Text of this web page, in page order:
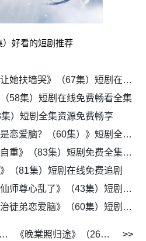
）好看的短剧推荐
《冷艳师尊挖我骨，反手让她扶墙哭》（67集）短剧在线高清看全集
58集）短剧在线免费畅看全集
）短剧全集资源免费畅享
《开局心声，高冷女教授是恋爱脑？（60集）》短剧全集免费观看
《狂龙出狱，美艳师尊请自重》（83集）短剧免费全集流畅追
（81集）短剧在线免费追剧
《穿成废柴徒弟，冷艳狐仙师尊心乱了》（43集）短剧在线免费看全集
《炮灰师尊在线营业：专治徒弟恋爱脑》（60集）短剧免费全集在线观看
《状元娶我的丫鬟》（31集）短剧全集高清免费看 《晚棠照归途》（26集）短剧在线免费看全集